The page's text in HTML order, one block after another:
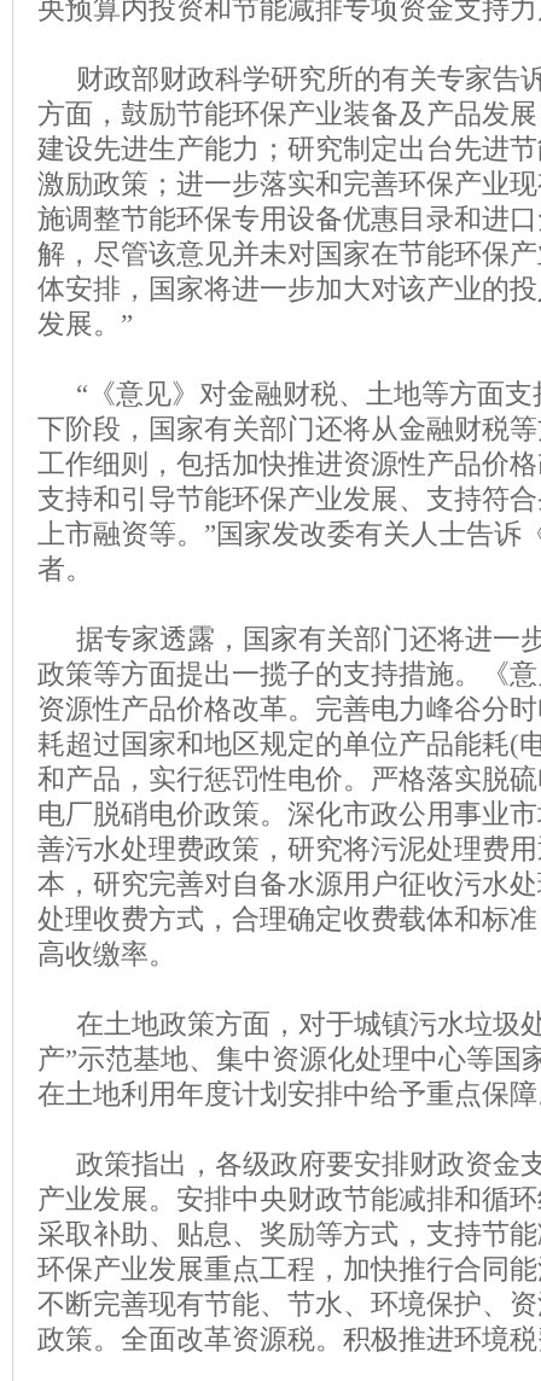
央预算内投资和节能减排专项资金支持
财政部财政科学研究所的有关专家告
方面，鼓励节能环保产业装备及产品发
建设先进生产能力；研究制定出台先进
激励政策；进一步落实和完善环保产业
施调整节能环保专用设备优惠目录和进
解，尽管该意见并未对国家在节能环保
体安排，国家将进一步加大对该产业的
发展。”
“《意见》对金融财税、土地等方面支
下阶段，国家有关部门还将从金融财税
工作细则，包括加快推进资源性产品价
支持和引导节能环保产业发展、支持符
上市融资等。”国家发改委有关人士告诉
者。
据专家透露，国家有关部门还将进一
政策等方面提出一揽子的支持措施。《
资源性产品价格改革。完善电力峰谷分
耗超过国家和地区规定的单位产品能耗(
和产品，实行惩罚性电价。严格落实脱
电厂脱硝电价政策。深化市政公用事业
善污水处理费政策，研究将污泥处理费
本，研究完善对自备水源用户征收污水
处理收费方式，合理确定收费载体和标
高收缴率。
在土地政策方面，对于城镇污水垃圾
产”示范基地、集中资源化处理中心等国
在土地利用年度计划安排中给予重点保
政策指出，各级政府要安排财政资金
产业发展。安排中央财政节能减排和循
采取补助、贴息、奖励等方式，支持节
环保产业发展重点工程，加快推行合同
不断完善现有节能、节水、环境保护、
政策。全面改革资源税。积极推进环境